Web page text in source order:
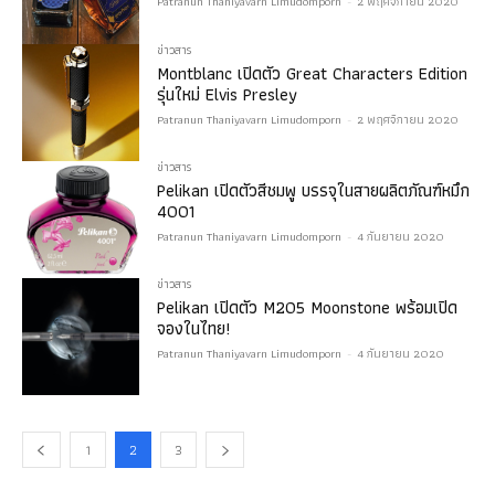
ข่าวสาร
Montblanc เปิดตัว Great Characters Edition
รุ่นใหม่ Elvis Presley
Patranun Thaniyavarn Limudomporn - 2 พฤศจิกายน 2020
ข่าวสาร
Pelikan เปิดตัวสีชมพู บรรจุในสายผลิตภัณฑ์หมึก
4001
Patranun Thaniyavarn Limudomporn - 4 กันยายน 2020
ข่าวสาร
Pelikan เปิดตัว M205 Moonstone พร้อมเปิด
จองในไทย!
Patranun Thaniyavarn Limudomporn - 4 กันยายน 2020
1 2 3